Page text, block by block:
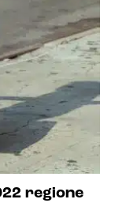
regione